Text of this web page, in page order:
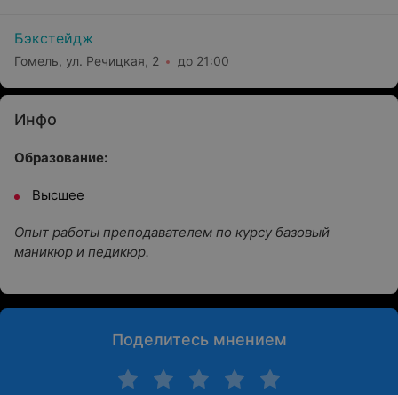
Бэкстейдж
Гомель, ул. Речицкая, 2 до 21:00
Инфо
Образование:
Высшее
Опыт работы преподавателем по курсу базовый
маникюр и педикюр.
Поделитесь мнением